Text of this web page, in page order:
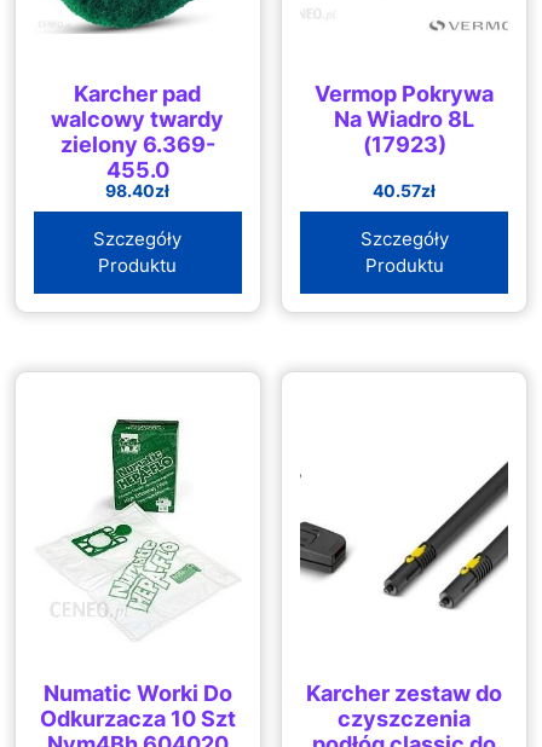
Karcher pad
walcowy twardy
zielony 6.369-
455.0
98.40zł
Szczegóły
Produktu
Vermop Pokrywa
Na Wiadro 8L
(17923)
40.57zł
Szczegóły
Produktu
Numatic Worki Do
Odkurzacza 10 Szt
Karcher zestaw do
czyszczenia